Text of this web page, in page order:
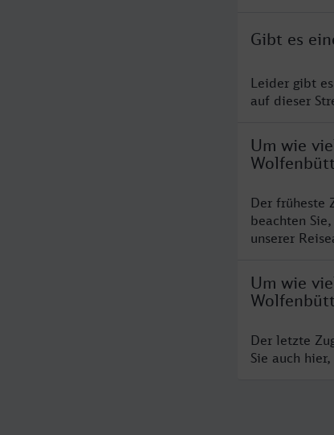
Gibt es
Leider gibt
auf dieser
Um wie
Der früheste
beachten
unserer
Um wie
Der letzte
Sie auch